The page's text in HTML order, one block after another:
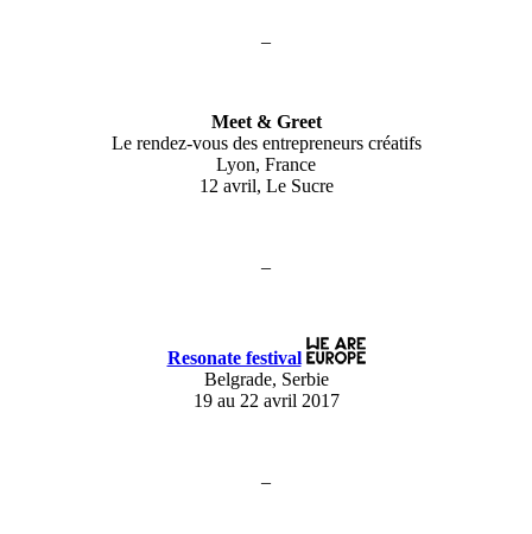
–
Meet & Greet
Le rendez-vous des entrepreneurs créatifs
Lyon, France
12 avril, Le Sucre
–
Resonate festival
Belgrade, Serbie
19 au 22 avril 2017
–